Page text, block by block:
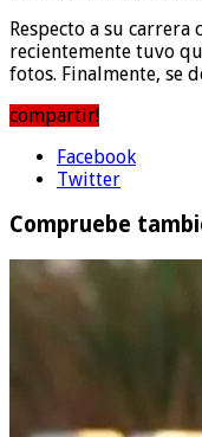
Respecto a su
recientemente tuvo
fotos. Finalmente, se
compartir!
Facebook
Twitter
Compruebe